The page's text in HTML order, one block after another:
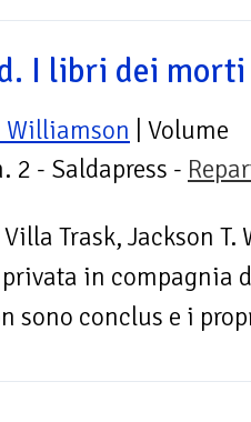
I libri dei morti
Williamson | Volume
2 - Saldapress -
Trask, Jackson
in compagnia
sono conclus e i